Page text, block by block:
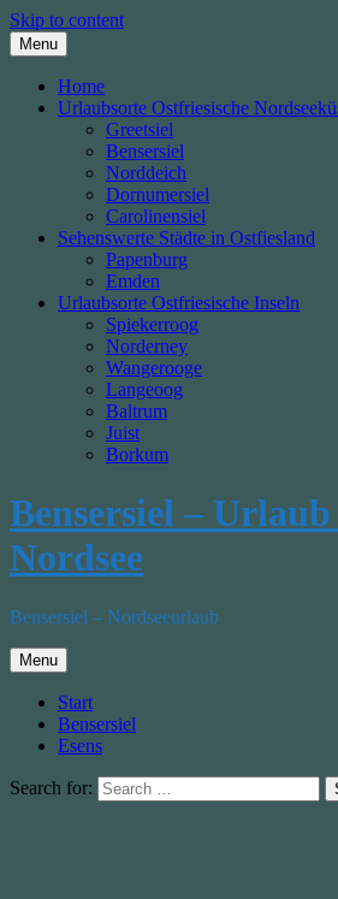
Skip to content
Menu
Home
Urlaubsorte Ostfriesische
Greetsiel
Bensersiel
Norddeich
Dornumersiel
Carolinensiel
Sehenswerte Städte in Ostfiesland
Papenburg
Emden
Urlaubsorte Ostfriesische Inseln
Spiekerroog
Norderney
Wangerooge
Langeoog
Baltrum
Juist
Borkum
Bensersiel –
Nordsee
Bensersiel – Nordseeurlaub
Menu
Start
Bensersiel
Esens
Search for: